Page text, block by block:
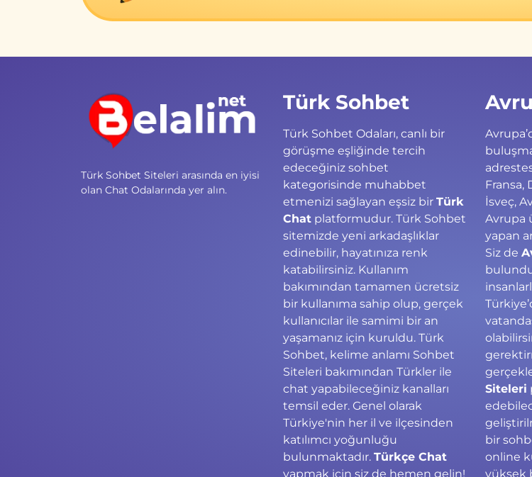
Türk Sohbet Siteleri arasında en iyisi
olan Chat Odalarında yer alın.
Türk Sohbet
Türk Sohbet Odaları, canlı bir
görüşme eşliğinde tercih
edeceğiniz sohbet
kategorisinde muhabbet
etmenizi sağlayan eşsiz bir Türk
Chat platformudur. Türk Sohbet
sitemizde yeni arkadaşlıklar
edinebilir, hayatınıza renk
katabilirsiniz. Kullanım
bakımından tamamen ücretsiz
bir kullanıma sahip olup, gerçek
kullanıcılar ile samimi bir an
yaşamanız için kuruldu. Türk
Sohbet, kelime anlamı Sohbet
Siteleri bakımından Türkler ile
chat yapabileceğiniz kanalları
temsil eder. Genel olarak
Türkiye'nin her il ve ilçesinden
katılımcı yoğunluğu
bulunmaktadır. Türkçe Chat
yapmak için siz de hemen gelin!
Fransa,
İsveç,
Avrupa
yapan
Siz de
Siteleri
bir
online
yüksek